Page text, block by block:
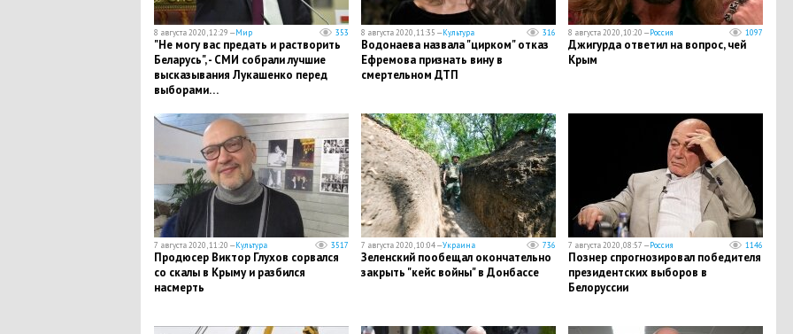
8 августа 2020, 12:29 —Мир 353
"Не могу вас предать и растворить
Беларусь", - СМИ собрали лучшие
высказывания Лукашенко перед
выборами…
8 августа 2020, 11:35 —Культура 316
Водонаева назвала "цирком" отказ
Ефремова признать вину в
смертельном ДТП
8 августа 2020, 10:20 —Россия 1097
Джигурда ответил на вопрос, чей
Крым
7 августа 2020, 11:20 —Культура 3517
Продюсер Виктор Глухов сорвался
со скалы в Крыму и разбился
насмерть
7 августа 2020, 10:04 —Украина 736
Зеленский пообещал окончательно
закрыть "кейс войны" в Донбассе
7 августа 2020, 08:57 —Россия 1146
Познер спрогнозировал победителя
президентских выборов в
Белоруссии